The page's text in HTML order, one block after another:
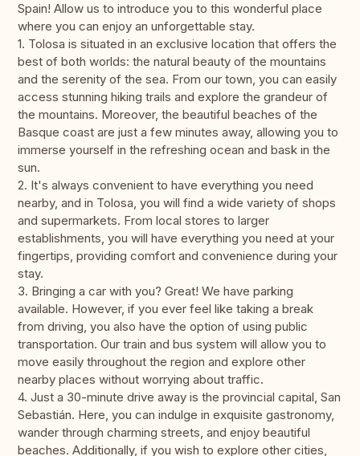
Spain! Allow us to introduce you to this wonderful place
where you can enjoy an unforgettable stay.
1. Tolosa is situated in an exclusive location that offers the
best of both worlds: the natural beauty of the mountains
and the serenity of the sea. From our town, you can easily
access stunning hiking trails and explore the grandeur of
the mountains. Moreover, the beautiful beaches of the
Basque coast are just a few minutes away, allowing you to
immerse yourself in the refreshing ocean and bask in the
sun.
2. It's always convenient to have everything you need
nearby, and in Tolosa, you will find a wide variety of shops
and supermarkets. From local stores to larger
establishments, you will have everything you need at your
fingertips, providing comfort and convenience during your
stay.
3. Bringing a car with you? Great! We have parking
available. However, if you ever feel like taking a break
from driving, you also have the option of using public
transportation. Our train and bus system will allow you to
move easily throughout the region and explore other
nearby places without worrying about traffic.
4. Just a 30-minute drive away is the provincial capital, San
Sebastián. Here, you can indulge in exquisite gastronomy,
wander through charming streets, and enjoy beautiful
beaches. Additionally, if you wish to explore other cities,